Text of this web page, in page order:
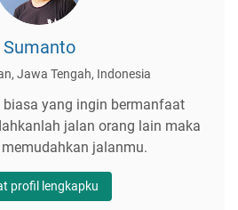
Sumanto
Jawa Tengah, Indonesia
biasa yang ingin bermanfaat
jalan orang lain maka
jalanmu.
profil lengkapku